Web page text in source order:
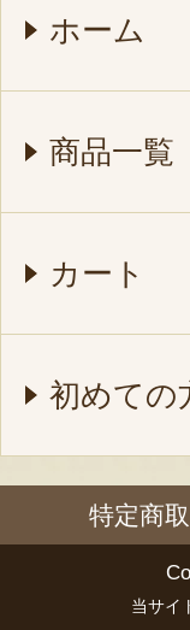
ホーム
商品一覧
カート
初めての
特定商
当サイ